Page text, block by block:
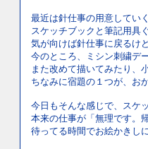
最近は針仕事の用意してい
スケッチブックと筆記用具
気が向けば針仕事に戻るけ
今のところ、ミシン刺繍デ
また改めて描いてみたり、
ちなみに宿題の１つが、お
今日もそんな感じで、スケ
本来の仕事が「無理です。
待ってる時間でお絵かきし